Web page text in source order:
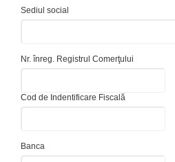
Sediul social
Nr. înreg. Registrul Comerţului
Cod de Indentificare Fiscală
Banca